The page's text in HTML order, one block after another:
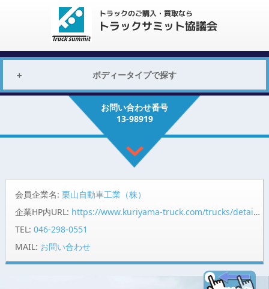
ボディータイプで探す
お問い合わせ番号
13-98919
会員企業名: 栗山自動車工業（株）
企業HP内URL: https://www.kuriyama-truck.com/trucks/detail/98919/?pr=summit
TEL: 046-298-0551
MAIL: お問い合わせ